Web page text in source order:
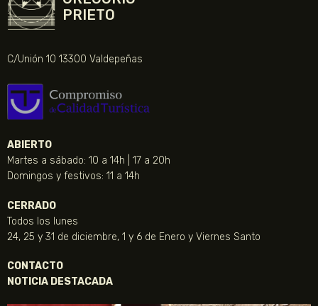
PRIETO
C/Unión 10 13300 Valdepeñas
ABIERTO
Martes a sábado: 10 a 14h | 17 a 20h
Domingos y festivos: 11 a 14h
CERRADO
Todos los lunes
24, 25 y 31 de diciembre, 1 y 6 de Enero y Viernes Santo
CONTACTO
NOTICIA DESTACADA